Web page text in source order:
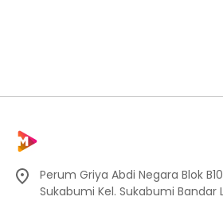
Perum Griya Abdi Negara Blok
Sukabumi Kel. Sukabumi Bandar